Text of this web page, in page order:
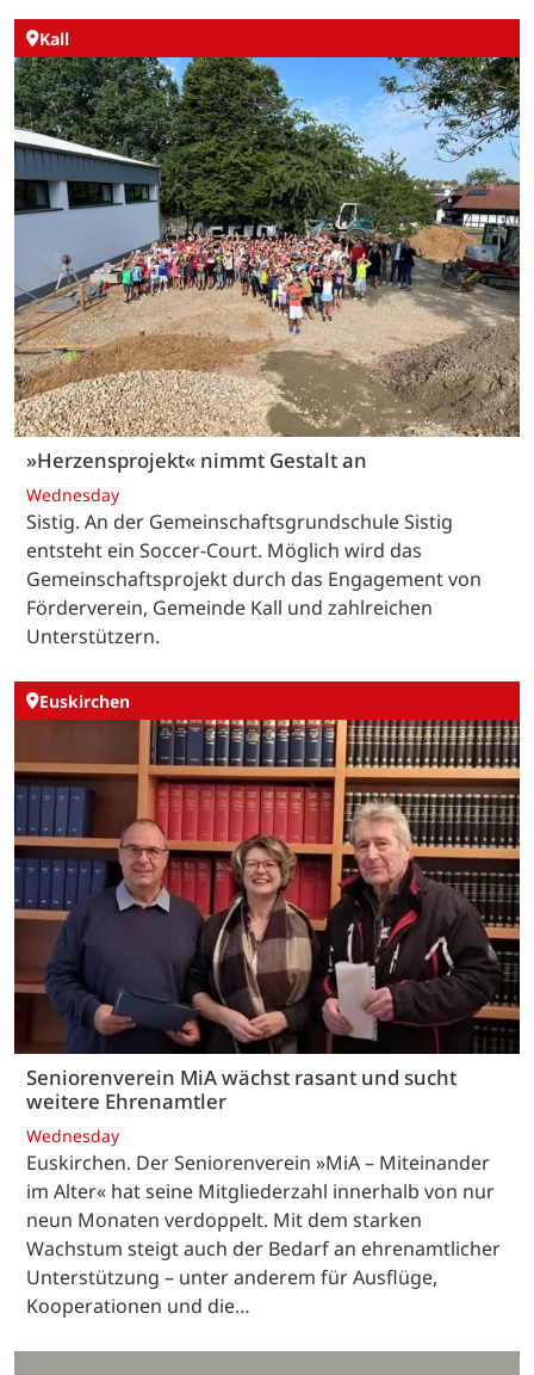
Kall
»Herzensprojekt« nimmt Gestalt an
Wednesday
Sistig. An der Gemeinschaftsgrundschule Sistig
entsteht ein Soccer-Court. Möglich wird das
Gemeinschaftsprojekt durch das Engagement von
Förderverein, Gemeinde Kall und zahlreichen
Unterstützern.
Euskirchen
Seniorenverein MiA wächst rasant und sucht
weitere Ehrenamtler
Wednesday
Euskirchen. Der Seniorenverein »MiA – Miteinander
im Alter« hat seine Mitgliederzahl innerhalb von nur
neun Monaten verdoppelt. Mit dem starken
Wachstum steigt auch der Bedarf an ehrenamtlicher
Unterstützung – unter anderem für Ausflüge,
Kooperationen und die…